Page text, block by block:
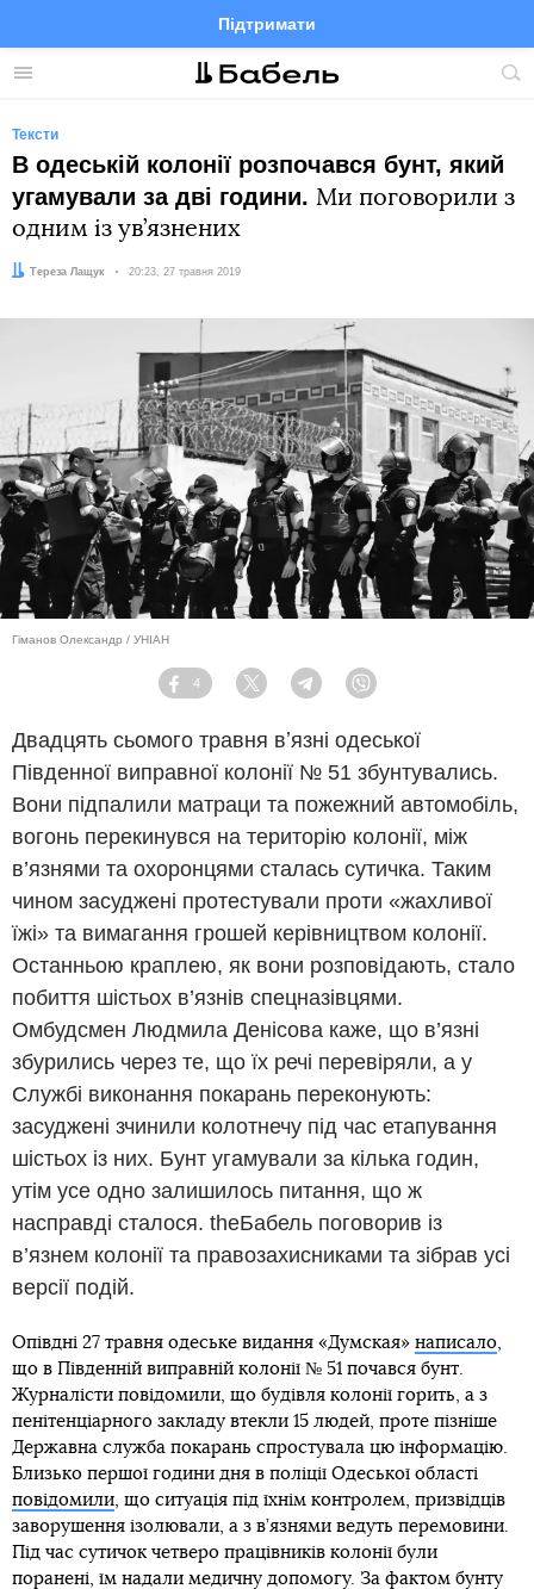
Меню
Підтримати
FacebookTelegramTwitter
Тексти
В одеській колонії розпочався бунт, який
угамували за дві години. Ми поговорили з
одним із ув’язнених
Автор:
Тереза Лащук Дата:
20:23, 27 травня 2019
Гіманов Олександр / УНІАН
Facebook
4
Twitter TelegramViber
Двадцять сьомого травня вʼязні одеської
Південної виправної колонії № 51 збунтувались.
Вони підпалили матраци та пожежний автомобіль,
вогонь перекинувся на територію колонії, між
в’язнями та охоронцями сталась сутичка. Таким
чином засуджені протестували проти «жахливої
їжі» та вимагання грошей керівництвом колонії.
Останньою краплею, як вони розповідають, стало
побиття шістьох в’язнів спецназівцями.
Омбудсмен Людмила Денісова каже, що в’язні
збурились через те, що їх речі перевіряли, а у
Службі виконання покарань переконують:
засуджені зчинили колотнечу під час етапування
шістьох із них. Бунт угамували за кілька годин,
утім усе одно залишилось питання, що ж
насправді сталося. theБабель поговорив із
в’язнем колонії та правозахисниками та зібрав усі
версії подій.
Опівдні 27 травня одеське видання «Думская» написало,
що в Південній виправній колонії № 51 почався бунт.
Журналісти повідомили, що будівля колонії горить, а з
пенітенціарного закладу втекли 15 людей, проте пізніше
Державна служба покарань спростувала цю інформацію.
Близько першої години дня в поліції Одеської області
повідомили, що ситуація під їхнім контролем, призвідців
заворушення ізолювали, а з в’язнями ведуть перемовини.
Під час сутичок четверо працівників колонії були
поранені, їм надали медичну допомогу. За фактом бунту